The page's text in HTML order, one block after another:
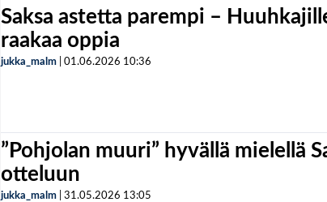
Saksa astetta parempi –
raakaa oppia
jukka_malm 01.06.2026 10:36
”Pohjolan muuri” hyvällä mielellä
otteluun
jukka_malm 31.05.2026 13:05